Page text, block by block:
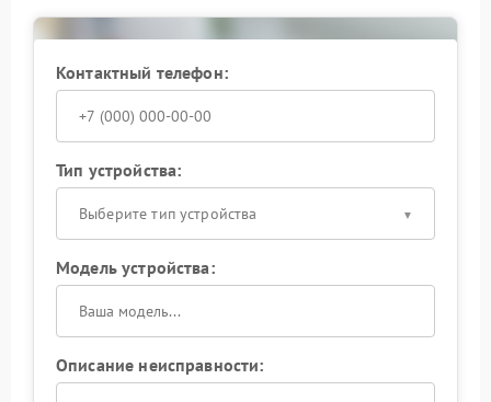
Контактный телефон:
Тип устройства:
Выберите тип устройства
Модель устройства:
Описание неисправности: